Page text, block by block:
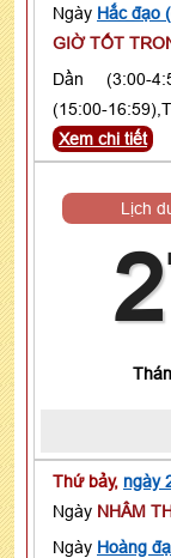
Ngày Hắc đạo
GIỜ TỐT
Dần (3:00-
(15:00-
Xem chi tiết
Lịch
Thứ bảy, ngày
Ngày NHÂM
Ngày Hoàng